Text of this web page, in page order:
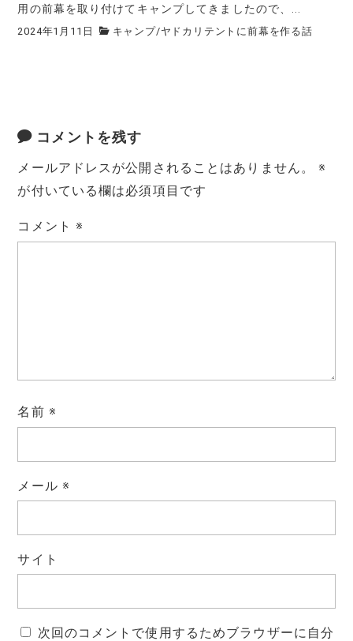
用の前幕を取り付けてキャンプしてきましたので、...
2024年1月11日 キャンプ/ヤドカリテントに前幕を作る話
コメントを残す
メールアドレスが公開されることはありません。
※
が付いている欄は必須項目です
コメント※
名前 ※
メール ※
サイト
次回のコメントで使用するためブラウザーに自分